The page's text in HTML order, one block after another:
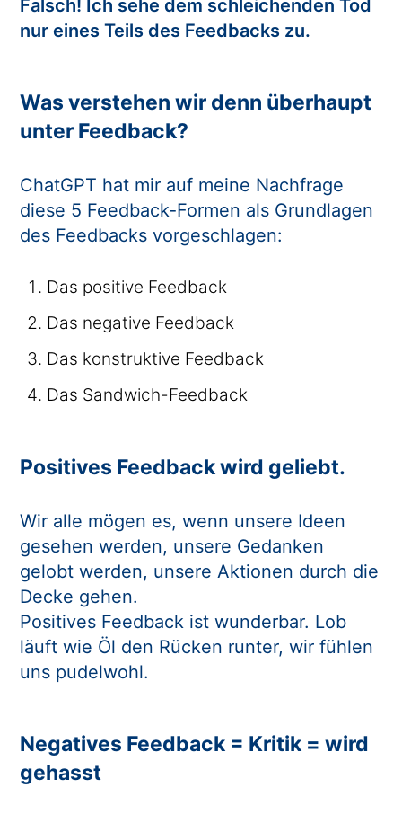
Falsch! Ich sehe dem schleichenden Tod
nur eines Teils des Feedbacks zu.
Was verstehen wir denn überhaupt
unter Feedback?
ChatGPT hat mir auf meine Nachfrage
diese 5 Feedback-Formen als Grundlagen
des Feedbacks vorgeschlagen:
Das positive Feedback
Das negative Feedback
Das konstruktive Feedback
Das Sandwich-Feedback
Positives Feedback wird geliebt.
Wir alle mögen es, wenn unsere Ideen
gesehen werden, unsere Gedanken
gelobt werden, unsere Aktionen durch die
Decke gehen.
Positives Feedback ist wunderbar. Lob
läuft wie Öl den Rücken runter, wir fühlen
uns pudelwohl.
Negatives Feedback = Kritik = wird
gehasst